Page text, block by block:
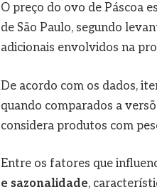
O preço do ovo de Páscoa
de São Paulo, segundo
adicionais envolvidos na
De acordo com os dados,
quando comparados a
considera produtos com
Entre os fatores que
e sazonalidade,